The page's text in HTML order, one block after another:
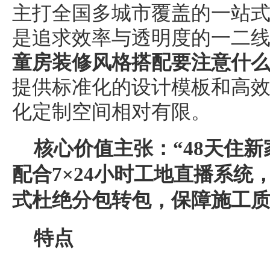
主打全国多城市覆盖的一站
是追求效率与透明度的一二
童房装修风格搭配要注意什么
提供标准化的设计模板和高
化定制空间相对有限。
核心价值主张：“48天住
配合7×24小时工地直播系统
式杜绝分包转包，保障施工
特点